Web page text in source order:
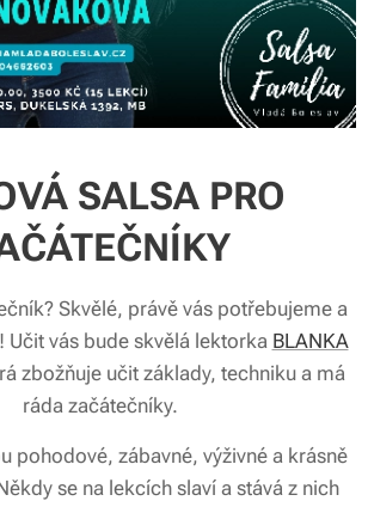
SALSA PRO
Skvělé, právě vás potřebujeme a
Učit vás bude skvělá lektorka BLANKA
zbožňuje učit základy, techniku a má
ráda začátečníky.
pohodové, zábavné, výživné a krásně
se na lekcích slaví a stává z nich